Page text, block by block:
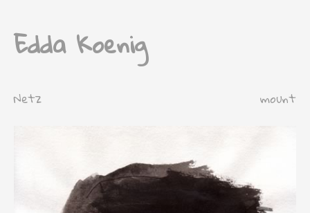
Edda Koenig
Netz mount